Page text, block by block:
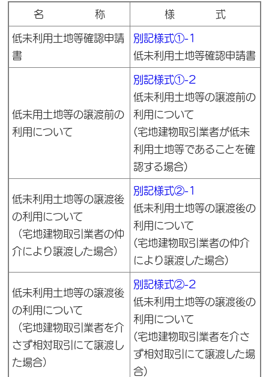
名 称 様 式
低未利用土地等確認申請
書
別記様式①-1
低未利用土地等確認申請書
低未用土地等の譲渡前の
利用について
別記様式①-2
低未利用土地等の譲渡前の
利用について
(宅地建物取引業者が低未
利用土地等であることを確
認する場合)
低未利用土地等の譲渡後
の利用について
（宅地建物取引業者の仲
介により譲渡した場合）
別記様式②-1
低未利用土地等の譲渡後の
利用について
(宅地建物取引業者の仲介
により譲渡した場合)
低未利用土地等の譲渡後
の利用について
（宅地建物取引業者を介
さず相対取引にて譲渡し
た場合）
別記様式②-2
低未利用土地等の譲渡後の
利用について
(宅地建物取引業者を介さ
ず相対取引にて譲渡した場
合)